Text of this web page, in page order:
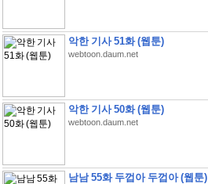
악한 기사 51화 (웹툰)
webtoon.daum.net
악한 기사 50화 (웹툰)
webtoon.daum.net
남남 55화 두껍아 두껍아 (웹툰)